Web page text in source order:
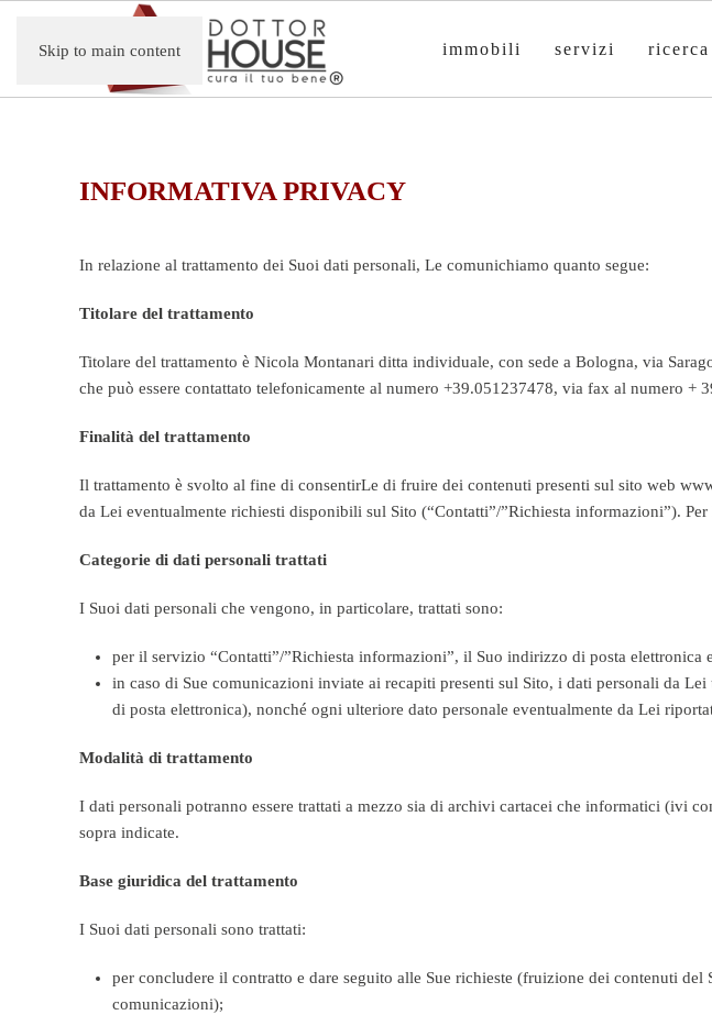
Skip to main content immobili servizi ricerca
INFORMATIVA PRIVACY
In relazione al trattamento dei Suoi dati personali, Le comunichiamo quanto segue:
Titolare del trattamento
Titolare del trattamento è Nicola Montanari ditta individuale, con sede a Bologna, via
che può essere contattato telefonicamente al numero +39.051237478, via fax al numero +
Finalità del trattamento
Il trattamento è svolto al fine di consentirLe di fruire dei contenuti presenti sul sito web
da Lei eventualmente richiesti disponibili sul Sito (“Contatti”/”Richiesta informazioni”).
Categorie di dati personali trattati
I Suoi dati personali che vengono, in particolare, trattati sono:
per il servizio “Contatti”/”Richiesta informazioni”, il Suo indirizzo di posta
in caso di Sue comunicazioni inviate ai recapiti presenti sul Sito, i dati personali da
di posta elettronica), nonché ogni ulteriore dato personale eventualmente da Lei
Modalità di trattamento
I dati personali potranno essere trattati a mezzo sia di archivi cartacei che informatici (ivi
sopra indicate.
Base giuridica del trattamento
I Suoi dati personali sono trattati:
per concludere il contratto e dare seguito alle Sue richieste (fruizione dei contenuti
comunicazioni);